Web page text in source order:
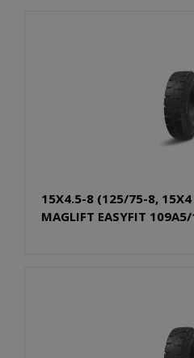
15X4.5-8 (125/75-8,
MAGLIFT EASYFIT